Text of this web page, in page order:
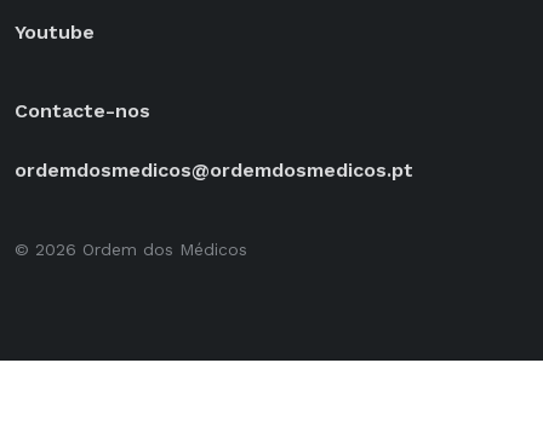
Youtube
Contacte-nos
ordemdosmedicos@ordemdosmedicos.pt
© 2026 Ordem dos Médicos